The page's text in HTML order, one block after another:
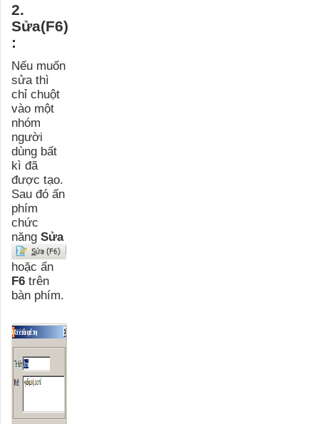
2.
Sửa(F6)
:
Nếu muốn
sửa thì
chỉ chuột
vào một
nhóm
người
dùng bất
kì đã
được tạo.
Sau đó ấn
phím
chức
năng Sửa
hoặc ấn
F6 trên
bàn phím.